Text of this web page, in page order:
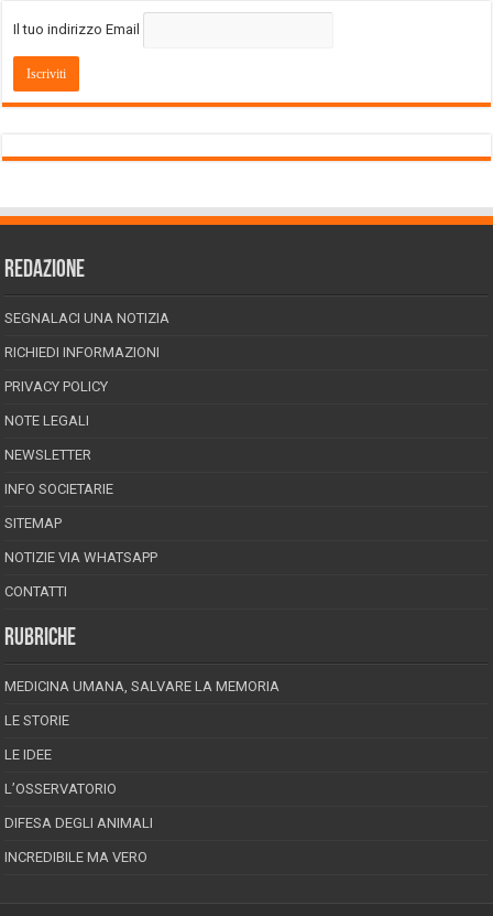
Il tuo indirizzo Email
REDAZIONE
SEGNALACI UNA NOTIZIA
RICHIEDI INFORMAZIONI
PRIVACY POLICY
NOTE LEGALI
NEWSLETTER
INFO SOCIETARIE
SITEMAP
NOTIZIE VIA WHATSAPP
CONTATTI
RUBRICHE
MEDICINA UMANA, SALVARE LA MEMORIA
LE STORIE
LE IDEE
L’OSSERVATORIO
DIFESA DEGLI ANIMALI
INCREDIBILE MA VERO